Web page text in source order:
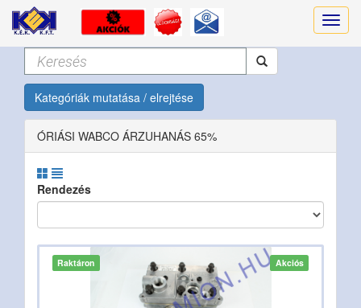
Kategóriák mutatása / elrejtése
ÓRIÁSI WABCO ÁRZUHANÁS 65%
Rendezés
Raktáron Akciós